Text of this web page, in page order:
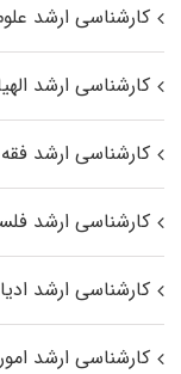
کارشناسی ارشد
کارشناسی ارشد
کارشناسی ارشد
کارشناسی ارشد
کارشناسی ارشد
کارشناسی ارشد